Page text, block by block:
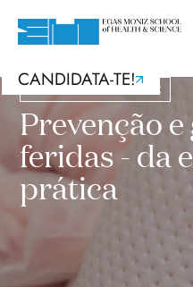
CANDIDATA-TE!
Cursos com Incentivos PRR
Prevenção
feridas - da
prática